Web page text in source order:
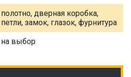
полотно, дверная коробка,
петли, замок, глазок, фурнитура
на выбор